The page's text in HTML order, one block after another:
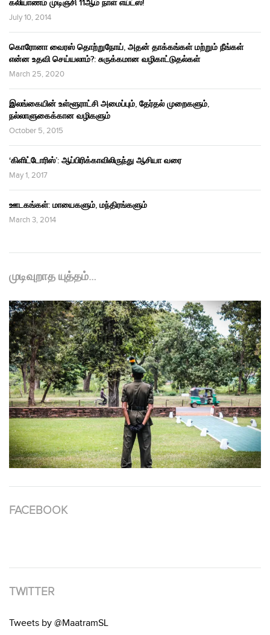
கலியாணம் முடிஞ்சி 11ஆம் நாள் எய்ட்ஸ்!
July 10, 2014
கொரோனா வைரஸ் தொற்றுநோய், அதன் தாக்கங்கள் மற்றும் நீங்கள்
என்ன உதவி செய்யலாம்?: சுருக்கமான வழிகாட்டுதல்கள்
March 25, 2020
இலங்கையின் உள்ளூராட்சி அமைப்பும், தேர்தல் முறைகளும்,
நல்லாளுகைக்கான வழிகளும்
October 5, 2015
‘கிளிட்டோரிஸ்’: ஆப்பிரிக்காவிலிருந்து ஆசியா வரை
May 1, 2017
ஊடகங்கள்: மாயைகளும், மந்திரங்களும்
March 3, 2014
முடிவுறாத யுத்தம்…
FACEBOOK
TWITTER
Tweets by @MaatramSL